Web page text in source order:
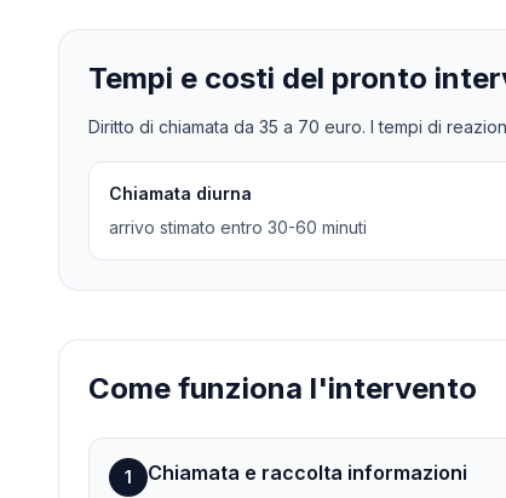
Tempi e costi del pronto
Diritto di chiamata da 35 a 70 euro. I tempi di
Chiamata diurna
arrivo stimato entro 30-60 minuti
Come funziona l'intervento
1 Chiamata e raccolta informazioni